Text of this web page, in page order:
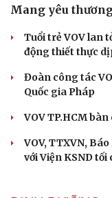
Mang yêu
Tuổi trẻ VOV lan
động thiết thực
Đoàn công tác
Quốc gia Pháp
VOV TP.HCM
VOV, TTXVN,
với Viện KSND tối